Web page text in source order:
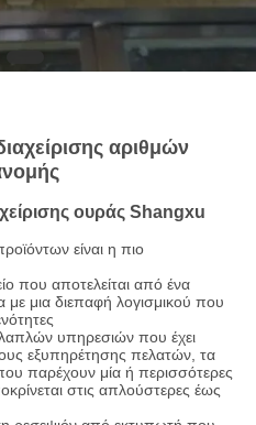
αριθμών
ουράς Shangxu
είναι η πιο
που αποτελείται από ένα
μια διεπαφή λογισμικού που
υπηρεσιών που έχει
εξυπηρέτησης πελατών, τα
παρέχουν μία ή περισσότερες
στις απλούστερες έως